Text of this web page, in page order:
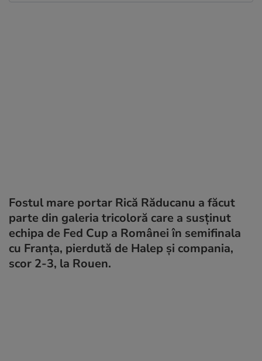
Fostul mare portar Rică Răducanu a făcut
parte din galeria tricoloră care a susținut
echipa de Fed Cup a Românei în semifinala
cu Franța, pierdută de Halep și compania,
scor 2-3, la Rouen.